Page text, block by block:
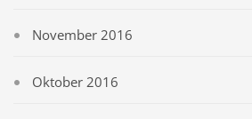
November 2016
Oktober 2016